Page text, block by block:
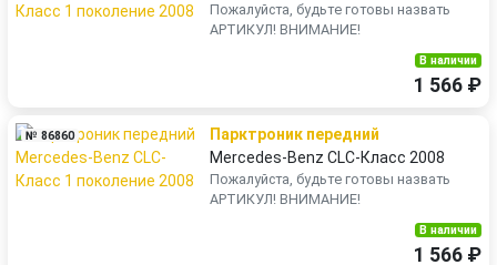
Пожалуйста, будьте готовы назвать
АРТИКУЛ! ВНИМАНИЕ!
В наличии
1 566 ₽
№ 86860
Парктроник передний
Mercedes-Benz CLC-Класс 2008
Пожалуйста, будьте готовы назвать
АРТИКУЛ! ВНИМАНИЕ!
В наличии
1 566 ₽